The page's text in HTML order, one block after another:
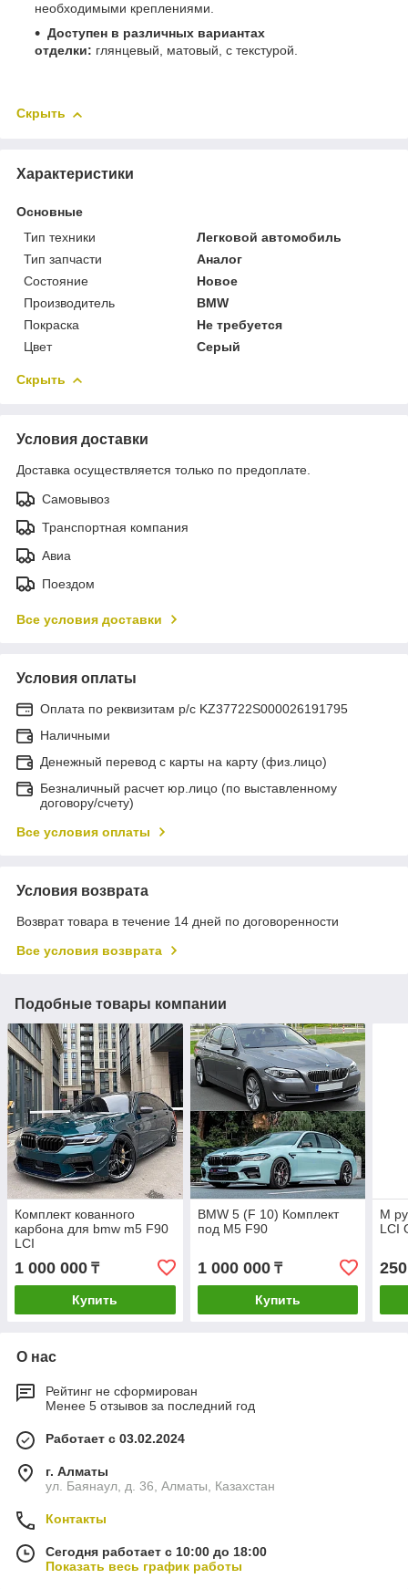
необходимыми креплениями.
Доступен в различных вариантах
отделки: глянцевый, матовый, с текстурой.
Скрыть
Характеристики
Основные
Тип техники
Легковой автомобиль
Тип запчасти
Аналог
Состояние
Новое
Производитель
BMW
Покраска
Не требуется
Цвет
Серый
Скрыть
Условия доставки
Доставка осуществляется только по предоплате.
Самовывоз
Транспортная компания
Авиа
Поездом
Все условия доставки
Условия оплаты
Оплата по реквизитам р/с KZ37722S000026191795
Наличными
Денежный перевод с карты на карту (физ.лицо)
Безналичный расчет юр.лицо (по выставленному
договору/счету)
Все условия оплаты
Условия возврата
Возврат товара в течение 14 дней по договоренности
Все условия возврата
Подобные товары компании
Комплект кованного
карбона для bmw m5 F90
LCI
1 000 000 ₸
Купить
BMW 5 (F 10) Комплект
под M5 F90
1 000 000₸
Купить
M
LCI
О нас
Рейтинг не сформирован
Менее 5 отзывов за последний год
Работает с 03.02.2024
г. Алматы
ул. Баянаул, д. 36, Алматы, Казахстан
Контакты
Сегодня работает с 10:00 до 18:00
Показать весь график работы